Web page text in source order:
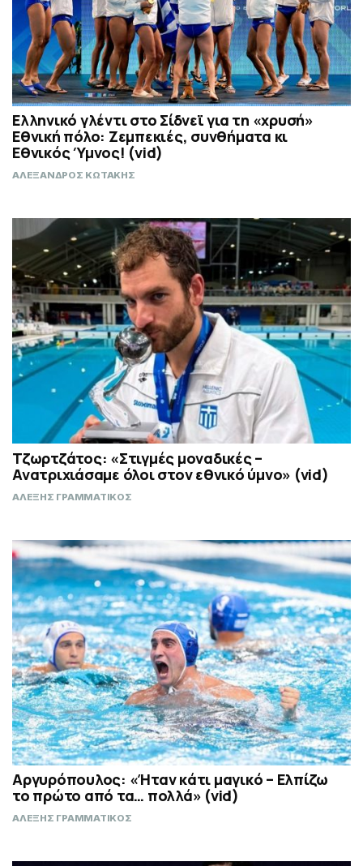
Ελληνικό γλέντι στο Σίδνεϊ για τη «χρυσή»
Εθνική πόλο: Ζεμπεκιές, συνθήματα κι
Εθνικός Ύμνος! (vid)
ΑΛΕΞΑΝΔΡΟΣ ΚΩΤΑΚΗΣ
Τζωρτζάτος: «Στιγμές μοναδικές –
Ανατριχιάσαμε όλοι στον εθνικό ύμνο» (vid)
ΑΛΕΞΗΣ ΓΡΑΜΜΑΤΙΚΟΣ
Αργυρόπουλος: «Ήταν κάτι μαγικό – Ελπίζω
το πρώτο από τα… πολλά» (vid)
ΑΛΕΞΗΣ ΓΡΑΜΜΑΤΙΚΟΣ